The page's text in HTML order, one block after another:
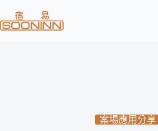
至
案場應用分享